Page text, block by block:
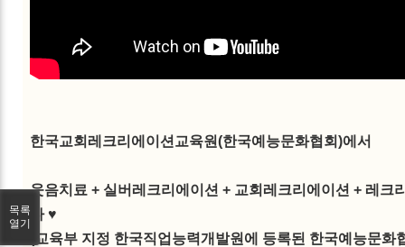
한국교회레크리에이션교육원(한국예능문화협회)에서
웃음치료 + 실버레크리에이션 + 교회레크리에이션 + 레크
다 ♥
(교육부 지정 한국직업능력개발원에 등록된 한국예능문화
목록
열기